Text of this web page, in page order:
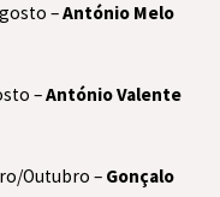
–António Melo
–António Valente
Outubro – Gonçalo